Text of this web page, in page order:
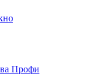
Профи